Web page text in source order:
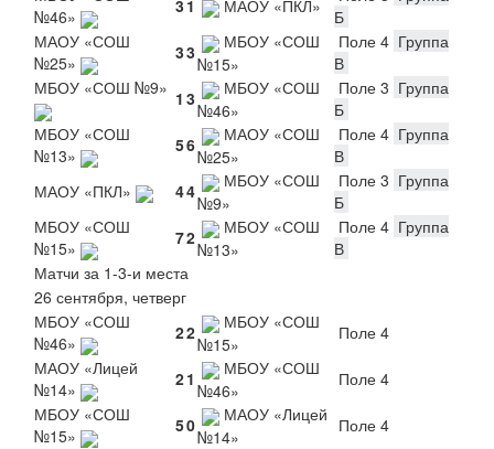
№46»
31 МАОУ «ПКЛ»
Б
МАОУ «СОШ
№25»
33
МБОУ «СОШ
№15»
Поле 4 Группа
В
МБОУ «СОШ №9» 1 3
МБОУ «СОШ
№46»
Поле 3 Группа
Б
МБОУ «СОШ
№13»
56
МАОУ «СОШ
№25»
Поле 4 Группа
В
МАОУ «ПКЛ»
44
МБОУ «СОШ
№9»
Поле 3 Группа
Б
МБОУ «СОШ
№15»
72
МБОУ «СОШ
№13»
Поле 4 Группа
В
Матчи за 1-3-и места
26 сентября, четверг
МБОУ «СОШ
№46»
22
МБОУ «СОШ
№15»
Поле 4
МАОУ «Лицей
№14»
21
МБОУ «СОШ
№46»
Поле 4
МБОУ «СОШ
№15»
50
МАОУ «Лицей
№14»
Поле 4